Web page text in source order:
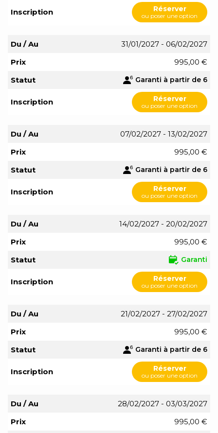
Inscription Réserver
ou poser une option
Du / Au
31/01/2027 - 06/02/2027
Prix
995,00 €
Statut
Garanti à partir de 6
Inscription Réserver
ou poser une option
Du / Au
07/02/2027 - 13/02/2027
Prix
995,00 €
Statut
Garanti à partir de 6
Inscription Réserver
ou poser une option
Du / Au
14/02/2027 - 20/02/2027
Prix
995,00 €
Statut
Garanti
Inscription Réserver
ou poser une option
Du / Au
21/02/2027 - 27/02/2027
Prix
995,00 €
Statut
Garanti à partir de 6
Inscription Réserver
ou poser une option
Du / Au
28/02/2027 - 03/03/2027
Prix
995,00 €